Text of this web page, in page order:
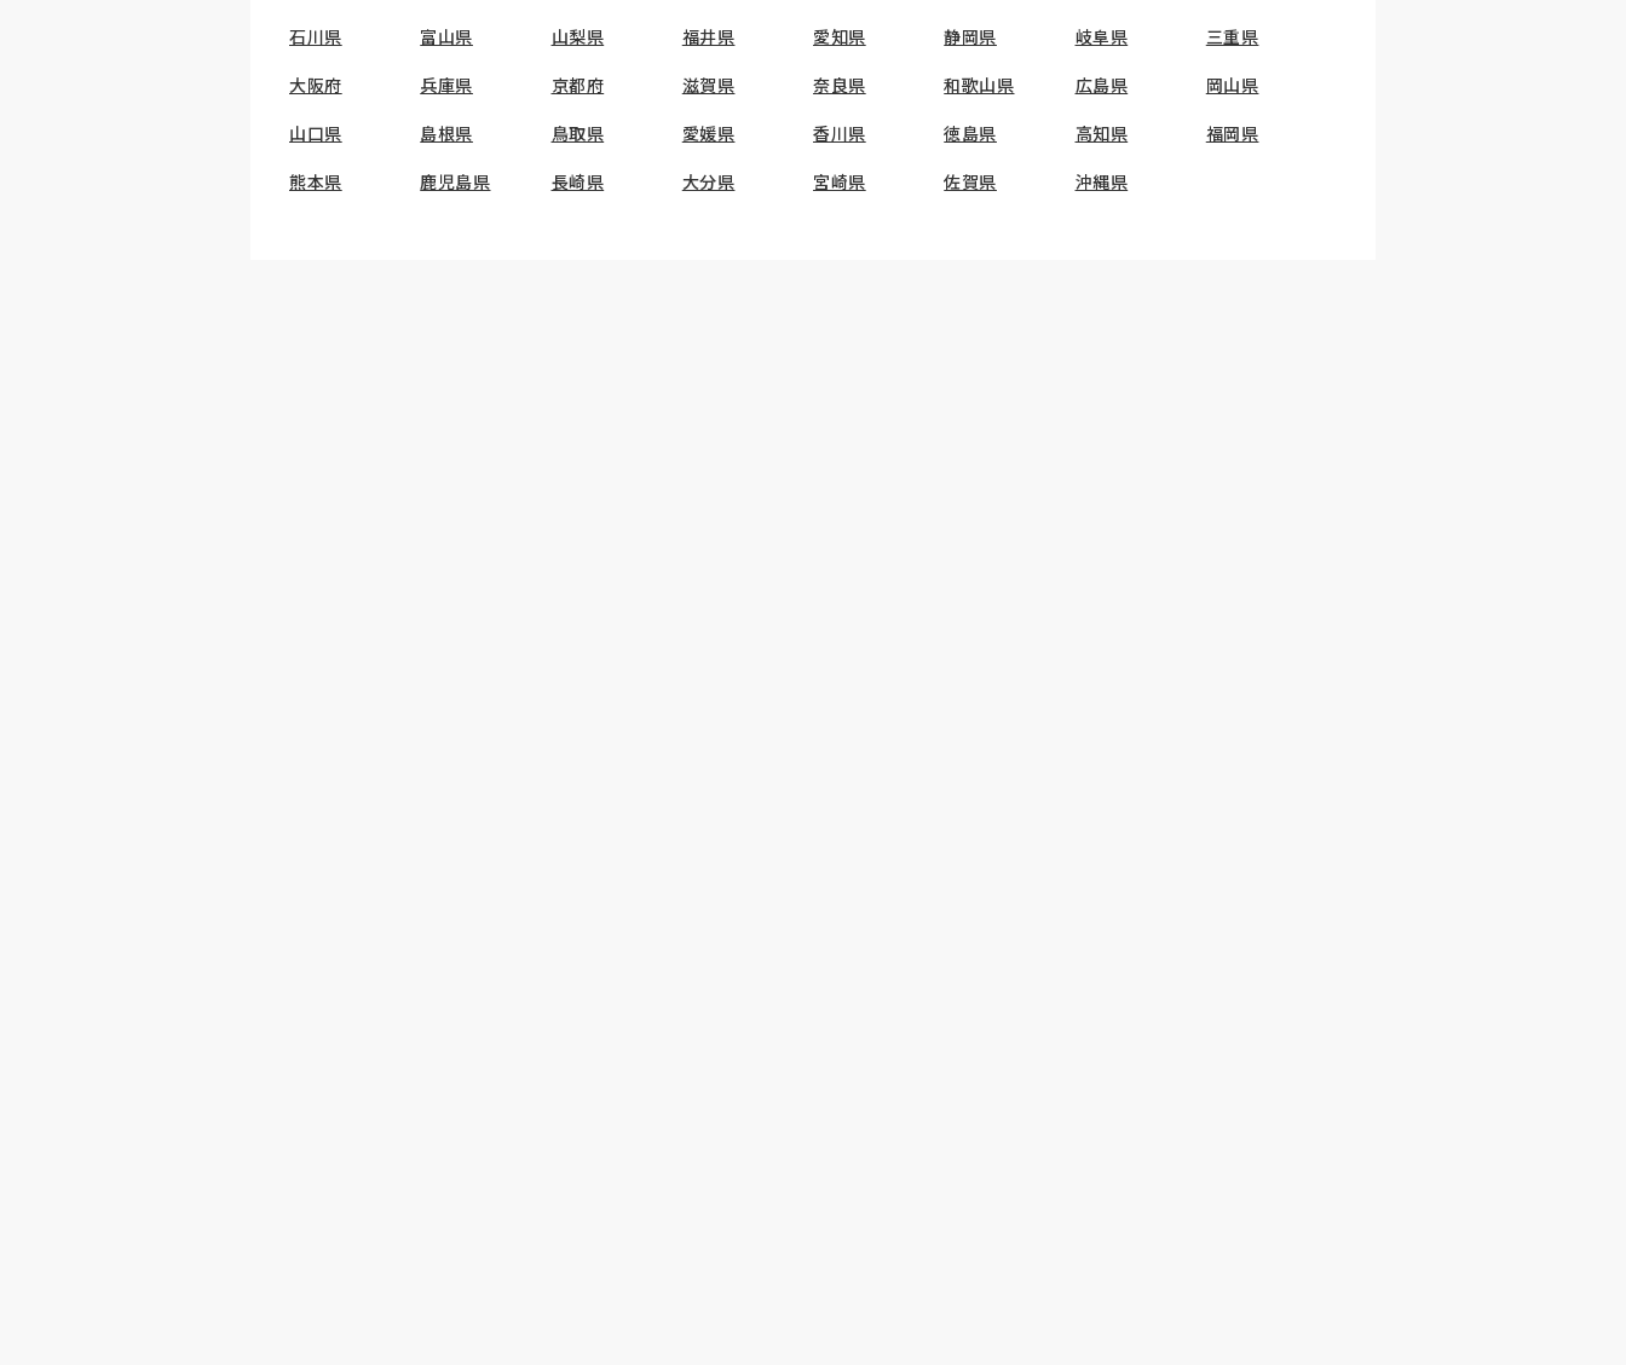
石川県 富山県 山梨県 福井県 愛知県 静岡県 岐阜県 三重県
大阪府 兵庫県 京都府 滋賀県 奈良県 和歌山県 広島県 岡山県
山口県 島根県 鳥取県 愛媛県 香川県 徳島県 高知県 福岡県
熊本県 鹿児島県 長崎県 大分県 宮崎県 佐賀県 沖縄県